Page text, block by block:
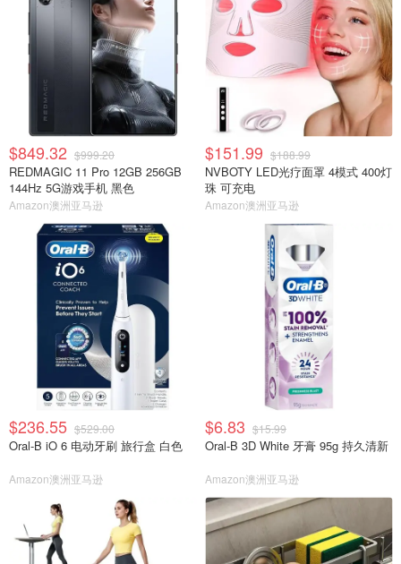
$849.32 $999.20
REDMAGIC 11 Pro 12GB 256GB
144Hz 5G游戏手机 黑色
Amazon澳洲亚马逊
$151.99 $188.99
NVBOTY LED光疗面罩 4模式 400灯
珠 可充电
Amazon澳洲亚马逊
$236.55 $529.00
Oral-B iO 6 电动牙刷 旅行盒 白色
Amazon澳洲亚马逊
$6.83 $15.99
Oral-B 3D White 牙膏 95g 持久清新
Amazon澳洲亚马逊